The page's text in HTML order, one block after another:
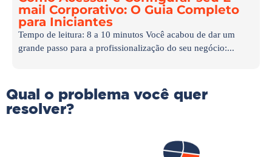
mail Corporativo: O Guia Completo
para Iniciantes
Tempo de leitura: 8 a 10 minutos Você acabou de dar um
grande passo para a profissionalização do seu negócio:...
Qual o problema você quer
resolver?